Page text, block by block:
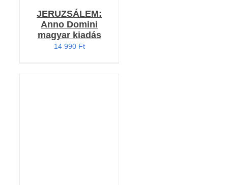
JERUZSÁLEM:
Anno Domini
magyar kiadás
14 990 Ft